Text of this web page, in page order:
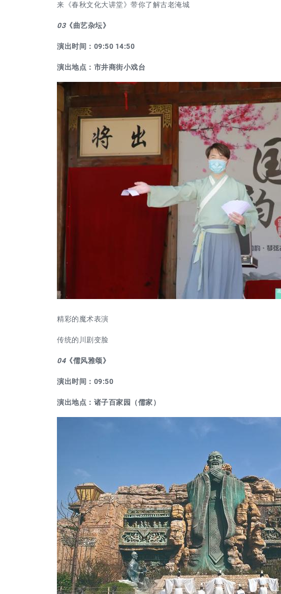
来《春秋文化大讲堂》带你了解古老淹城
03《曲艺杂坛》
演出时间：09:50 14:50
演出地点：市井商街小戏台
精彩的魔术表演
传统的川剧变脸
04《儒风雅颂》
演出时间：09:50
演出地点：诸子百家园（儒家）